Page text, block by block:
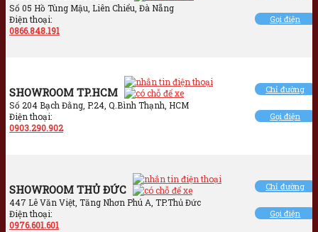
Số 05 Hồ Tùng Mậu, Liên Chiểu, Đà Nẵng
Điện thoại:
0866.848.191
Gọi điện
SHOWROOM TP.HCM
Số 204 Bạch Đằng, P.24, Q.Bình Thạnh, HCM
Điện thoại:
0903.290.902
Chỉ đường
Gọi điện
SHOWROOM THỦ ĐỨC
447 Lê Văn Việt, Tăng Nhơn Phú A, TP.Thủ Đức
Điện thoại:
0976.601.601
Chỉ đường
Gọi điện